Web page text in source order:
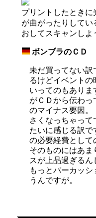
プリントしたときに
が曲がったりして
おしてスキャンしよ
ボンブラのＣＤ
未だ買ってない訳
るけどイベント
いってのもあり
がＣＤから伝わっ
のマイナス要因
さくなっちゃっ
たいに感じる訳
の必要経費として
そのものにはあ
スが上品過ぎるん
もっとパーカッ
うんですが。